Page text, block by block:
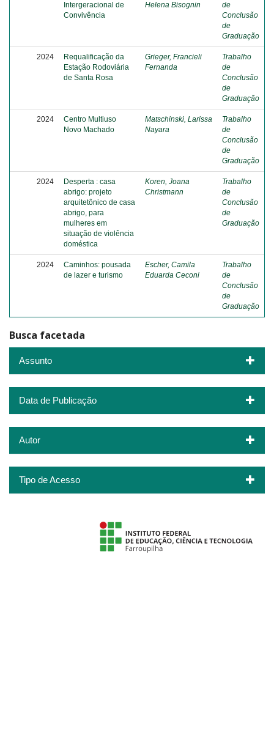
Intergeracional de
Convivência
Helena Bisognin
de
Conclusão
de
Graduação
2024
Requalificação da
Estação Rodoviária
de Santa Rosa
Grieger, Francieli
Fernanda
Trabalho
de
Conclusão
de
Graduação
2024
Centro Multiuso
Novo Machado
Matschinski, Larissa
Nayara
Trabalho
de
Conclusão
de
Graduação
2024
Desperta : casa
abrigo: projeto
arquitetônico de casa
abrigo, para
mulheres em
situação de violência
doméstica
Koren, Joana
Christmann
Trabalho
de
Conclusão
de
Graduação
2024
Caminhos: pousada
de lazer e turismo
Escher, Camila
Eduarda Ceconi
Trabalho
de
Conclusão
de
Graduação
Busca facetada
Assunto
Data de Publicação
Autor
Tipo de Acesso